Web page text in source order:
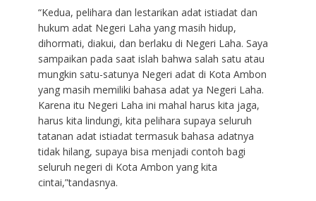
“Kedua, pelihara dan lestarikan adat istiadat dan
hukum adat Negeri Laha yang masih hidup,
dihormati, diakui, dan berlaku di Negeri Laha. Saya
sampaikan pada saat islah bahwa salah satu atau
mungkin satu-satunya Negeri adat di Kota Ambon
yang masih memiliki bahasa adat ya Negeri Laha.
Karena itu Negeri Laha ini mahal harus kita jaga,
harus kita lindungi, kita pelihara supaya seluruh
tatanan adat istiadat termasuk bahasa adatnya
tidak hilang, supaya bisa menjadi contoh bagi
seluruh negeri di Kota Ambon yang kita
cintai,”tandasnya.